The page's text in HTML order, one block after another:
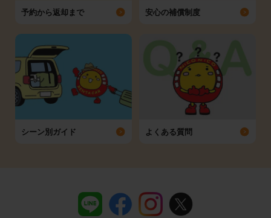
予約から返却まで 安心の補償制度
シーン別ガイド よくある質問